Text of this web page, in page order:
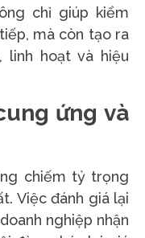
chỉ giúp kiểm
mà còn tạo ra
linh hoạt và hiệu
ứng và
chiếm tỷ trọng
Việc đánh giá lại
nghiệp nhận